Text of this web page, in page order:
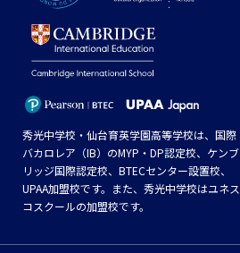
秀光中学校・仙台育英学園高等学校は、国際
バカロレア（IB）のMYP・DP認定校、ケンブ
リッジ国際認定校、BTECセンター設置校、
UPAA加盟校です。また、秀光中学校はユネス
コスクールの加盟校です。